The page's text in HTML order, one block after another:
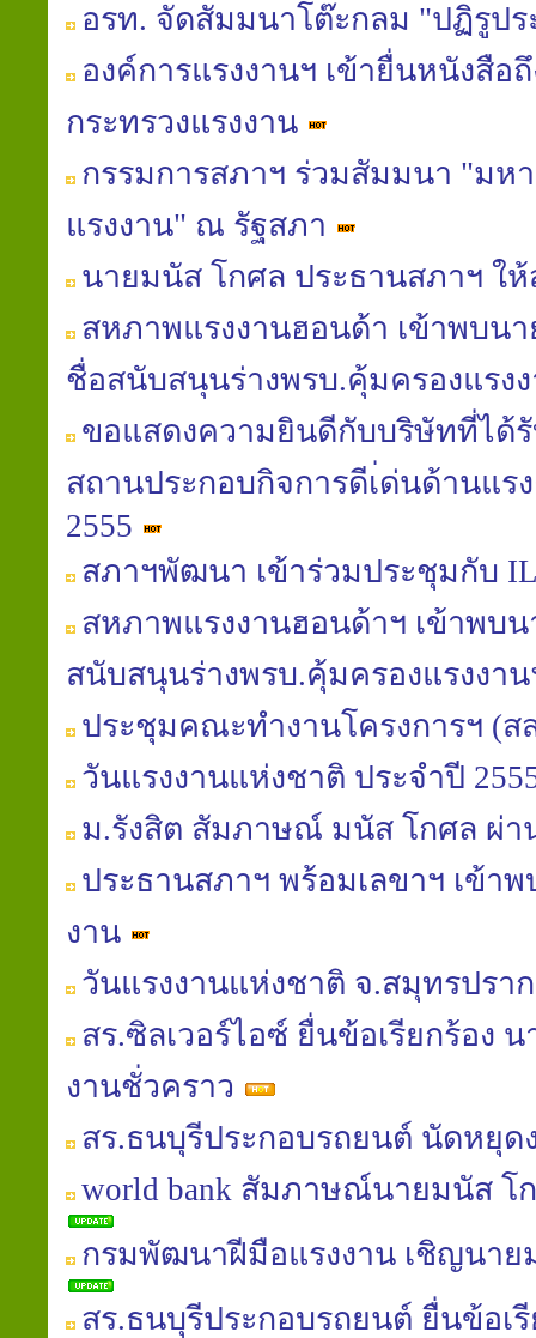
อรท. จัดสัมมนาโต๊ะกลม "ปฏิรูป
องค์การแรงงานฯ เข้ายื่นหนังสือ
กระทรวงแรงงาน
กรรมการสภาฯ ร่วมสัมมนา "มห
แรงงาน" ณ รัฐสภา
นายมนัส โกศล ประธานสภาฯ ใ
สหภาพแรงงานฮอนด้า เข้าพบน
ชื่อสนับสนุนร่างพรบ.คุ้มครองแรง
ขอแสดงความยินดีกับบริษัทที่ได้รั
สถานประกอบกิจการดีเ่ด่นด้านแร
2555
สภาฯพัฒนา เข้าร่วมประชุมกับ
สหภาพแรงงานฮอนด้าฯ เข้าพบ
สนับสนุนร่างพรบ.คุ้มครองแรงงา
ประชุมคณะทำงานโครงการฯ (ส
วันแรงงานแห่งชาติ ประจำปี
ม.รังสิต สัมภาษณ์ มนัส โกศล ผ่า
ประธานสภาฯ พร้อมเลขาฯ เข้า
งาน
วันแรงงานแห่งชาติ จ.สมุทรปรา
สร.ซิลเวอร์ไอซ์ ยื่นข้อเรียกร้อง
งานชั่วคราว
สร.ธนบุรีประกอบรถยนต์ นัดหยุด
world bank สัมภาษณ์นายมนัส โ
กรมพัฒนาฝีมือแรงงาน เชิญนาย
สร.ธนบุรีประกอบรถยนต์ ยื่นข้อเ